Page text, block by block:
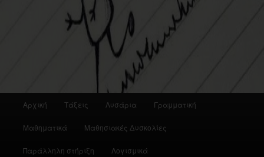
Αρχική Τάξεις Λυσάρια Γραμματική
Μαθηματικά Μαθησιακές Δυσκολίες
Παράλληλη στήριξη Λογισμικά